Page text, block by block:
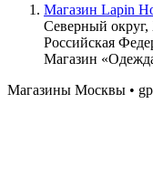
Магазин Lapin
Северный
Российская
Магазин
Магазины Москвы •